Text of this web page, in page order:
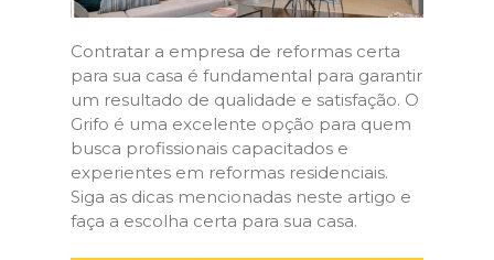
Contratar a empresa de reformas certa
para sua casa é fundamental para garantir
um resultado de qualidade e satisfação. O
Grifo é uma excelente opção para quem
busca profissionais capacitados e
experientes em reformas residenciais.
Siga as dicas mencionadas neste artigo e
faça a escolha certa para sua casa.